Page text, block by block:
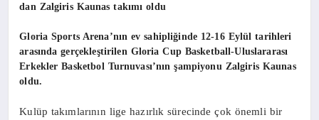
dan Zalgiris Kaunas takımı oldu
Gloria Sports Arena’nın ev sahipliğinde 12-16 Eylül tarihleri
arasında gerçekleştirilen Gloria Cup Basketball-Uluslararası
Erkekler Basketbol Turnuvası’nın şampiyonu Zalgiris Kaunas
oldu.
Kulüp takımlarının lige hazırlık sürecinde çok önemli bir